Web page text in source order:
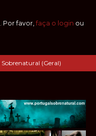
. Por favor, faça o login ou
Sobrenatural (Geral)